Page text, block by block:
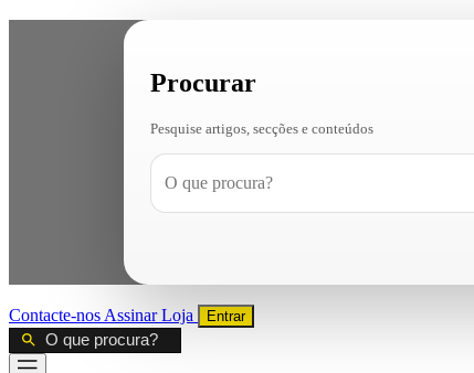
Procurar
Pesquise artigos, secções e conteúdos
Contacte-nos AssinarLoja Entrar